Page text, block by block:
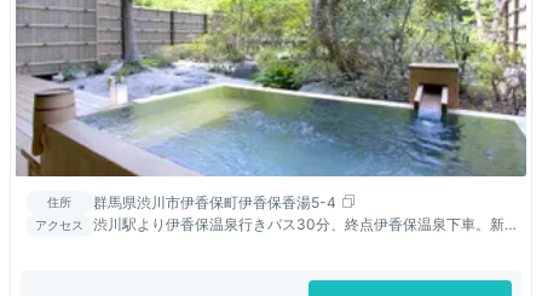
住所 群馬県渋川市伊香保町伊香保香湯5-4
アクセス
渋川駅より伊香保温泉行きバス30分、終点伊香保温泉下車。新